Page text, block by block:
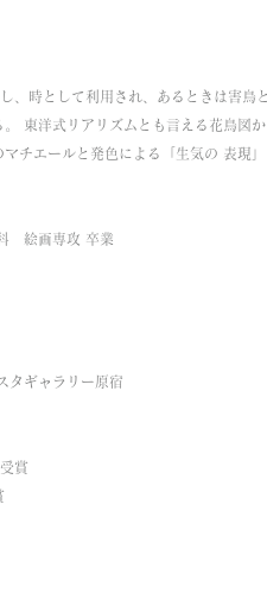
、時として利用され、あるときは害鳥
東洋式リアリズムとも言える花鳥図
チエールと発色による「生気の 表現
　絵画専攻 卒業
タギャラリー原宿
賞